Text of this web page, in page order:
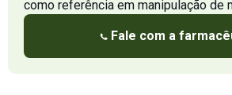
como referência em manipulação de
Fale com a